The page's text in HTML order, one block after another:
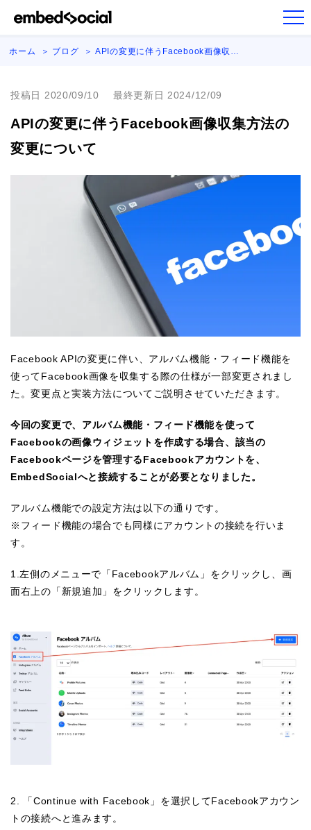
ホーム ブログ APIの変更に伴うFacebook画像収…
投稿日 2020/09/10 最終更新日 2024/12/09
APIの変更に伴うFacebook画像収集方法の
変更について
Facebook APIの変更に伴い、アルバム機能・フィード機能を
使ってFacebook画像を収集する際の仕様が一部変更されまし
た。変更点と実装方法についてご説明させていただきます。
今回の変更で、アルバム機能・フィード機能を使って
Facebookの画像ウィジェットを作成する場合、該当の
Facebookページを管理するFacebookアカウントを、
EmbedSocialへと接続することが必要となりました。
アルバム機能での設定方法は以下の通りです。
※フィード機能の場合でも同様にアカウントの接続を行いま
す。
1.左側のメニューで「Facebookアルバム」をクリックし、画
面右上の「新規追加」をクリックします。
2. 「Continue with Facebook」を選択してFacebookアカウン
トの接続へと進みます。